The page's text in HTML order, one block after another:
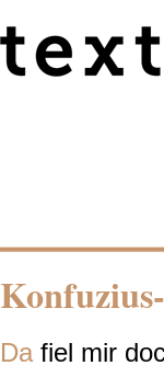
Dafiel mir